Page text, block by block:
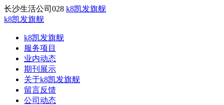
长沙生活公司028 k8凯发旗舰
k8凯发旗舰
k8凯发旗舰
服务项目
业内动态
期刊展示
关于k8凯发旗舰
留言反馈
公司动态